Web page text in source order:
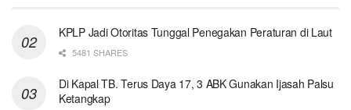
KPLP Jadi Otoritas Tunggal Penegakan Peraturan di Laut
5481 SHARES
Di Kapal TB. Terus Daya 17, 3 ABK Gunakan Ijasah Palsu
Ketangkap